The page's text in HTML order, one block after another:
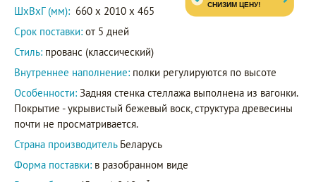
ШxВxГ (мм): 660 x 2010 x 465
Срок поставки: от 5 дней
Стиль: прованс (классический)
Внутреннее наполнение: полки регулируются по высоте
Особенности: Задняя стенка стеллажа выполнена из вагонки.
Покрытие - укрывистый бежевый воск, структура древесины
почти не просматривается.
Страна производитель Беларусь
Форма поставки: в разобранном виде